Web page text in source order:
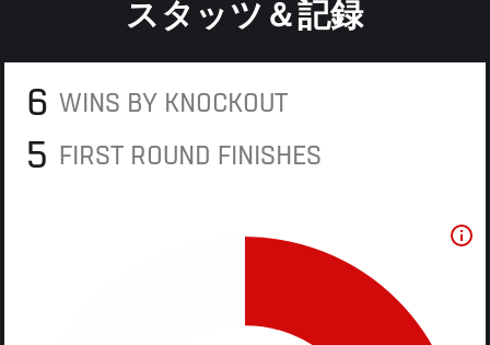
スタッツ＆記録
6 WINS BY KNOCKOUT
5 FIRST ROUND FINISHES